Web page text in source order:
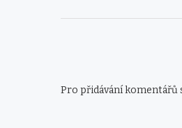
Pro přidávání komentářů